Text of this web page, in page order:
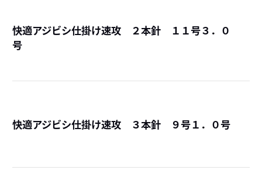
快適アジビシ仕掛け速攻 ２本針 １１号３．０
号
快適アジビシ仕掛け速攻 ３本針 ９号１．０号